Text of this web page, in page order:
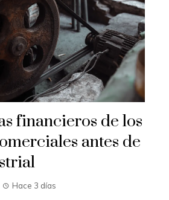
financieros de los
antes de
Hace 3 días